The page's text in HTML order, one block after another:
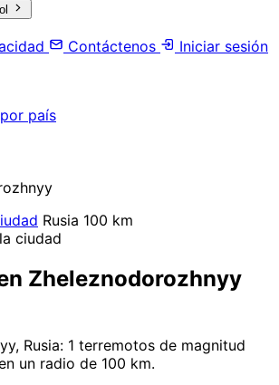
Contáctenos
Iniciar sesión
país
Rusia 100 km
ciudad
Zheleznodorozhnyy
Rusia: 1 terremotos de magnitud
un radio de 100 km.